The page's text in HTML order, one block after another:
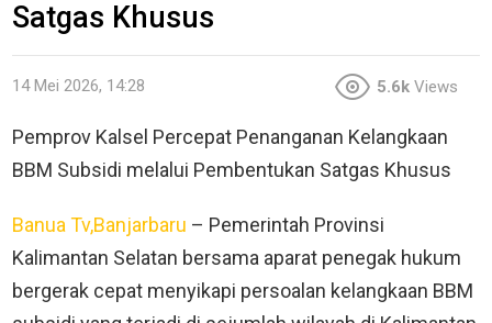
Satgas Khusus
14 Mei 2026, 14:28 5.6k Views
Pemprov Kalsel Percepat Penanganan Kelangkaan
BBM Subsidi melalui Pembentukan Satgas Khusus
Banua Tv,Banjarbaru – Pemerintah Provinsi
Kalimantan Selatan bersama aparat penegak hukum
bergerak cepat menyikapi persoalan kelangkaan BBM